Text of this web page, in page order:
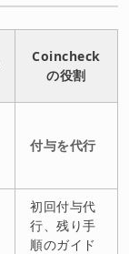
Coincheck
の役割
付与を代行
初回付与代
行、残り手
順のガイド